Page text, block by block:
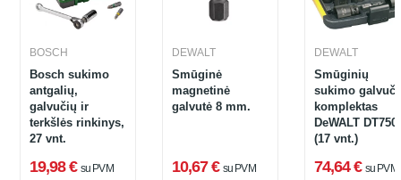
BOSCH
Bosch sukimo
antgalių,
galvučių ir
terkšlės rinkinys,
27 vnt.
19,98 € su PVM
DEWALT
Smūginė
magnetinė
galvutė 8 mm.
10,67 € su PVM
DEWALT
Smūginių
sukimo
komplektas
DeWALT
(17 vnt.)
74,64 € su PVM